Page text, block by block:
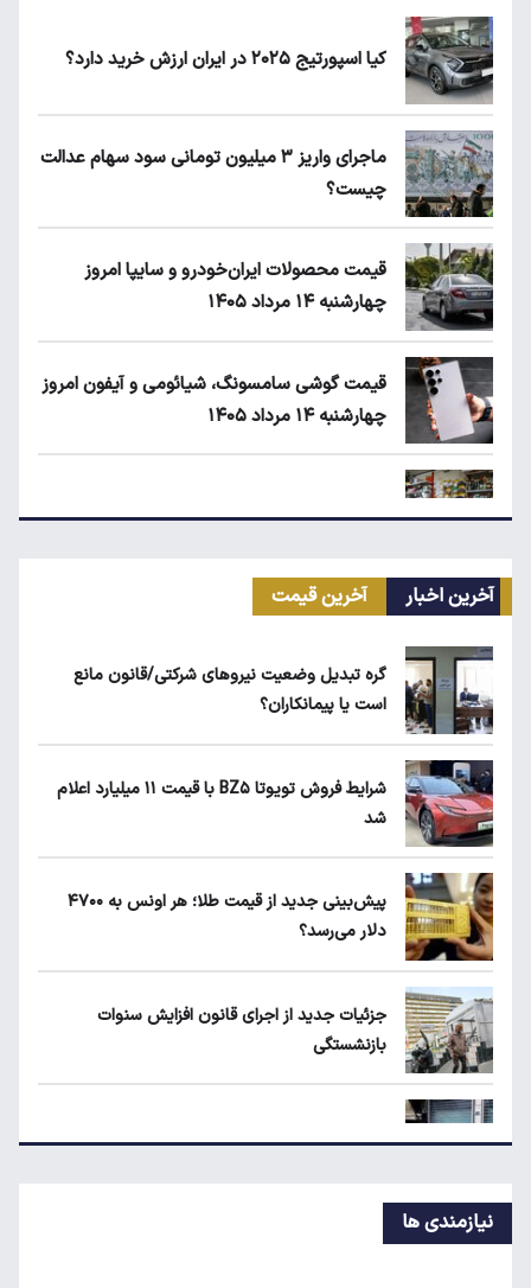
کیا اسپورتیج ۲۰۲۵ در ایران ارزش خرید دارد؟
ماجرای واریز ۳ میلیون تومانی سود سهام عدالت
چیست؟
قیمت محصولات ایران‌خودرو و سایپا امروز
چهارشنبه ۱۴ مرداد ۱۴۰۵
قیمت گوشی سامسونگ، شیائومی و آیفون امروز
چهارشنبه ۱۴ مرداد ۱۴۰۵
زمان شارژ کالابرگ با رقم آخر کد ملی صفر تا ۲
اجاره آپارتمان در گران‌ترین مناطق تهران چقدر
مرغ گران می‌شود
بلاگرهای پردرآمد مشمول مالیات هستند
ماجرای محدودیت گوشت برزیلی در اروپا
آخرین اخبار آخرین قیمت
گره تبدیل وضعیت نیروهای شرکتی/قانون مانع
است یا پیمانکاران؟
شرایط فروش تویوتا BZ۵ با قیمت ۱۱ میلیارد اعلام
شد
پیش‌بینی جدید از قیمت طلا؛ هر اونس به ۴۷۰۰
دلار می‌رسد؟
جزئیات جدید از اجرای قانون افزایش سنوات
بازنشستگی
پیش‌بینی جدید از نرخ تورم تا پایان سال
اعتبار حکمت کارت مرداد واریز شد/ سهم هر خانوار
نیازمندی ها